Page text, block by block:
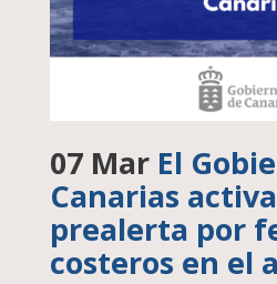
07 MarEl
Canarias
prealerta por
costeros en el